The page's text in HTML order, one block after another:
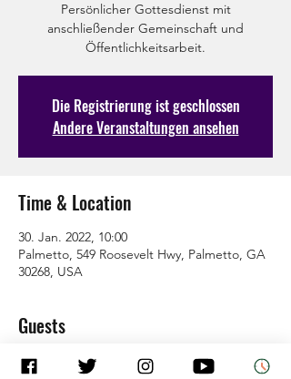
Persönlicher Gottesdienst mit
anschließender Gemeinschaft und
Öffentlichkeitsarbeit.
Die Registrierung ist geschlossen
Andere Veranstaltungen ansehen
Time & Location
30. Jan. 2022, 10:00
Palmetto, 549 Roosevelt Hwy, Palmetto, GA
30268, USA
Guests
Alle ansehen